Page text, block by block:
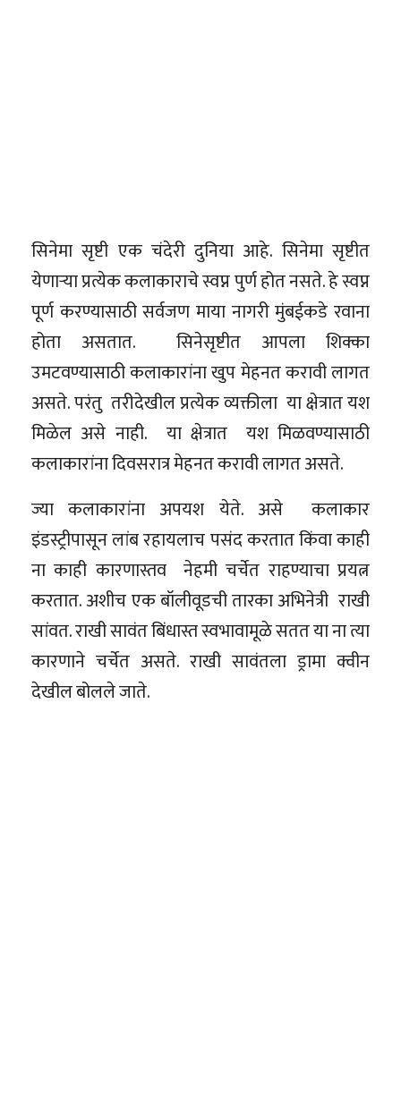
सिनेमा सृष्टी एक चंदेरी दुनिया आहे. सिनेमा सृष्टीत
येणाऱ्या प्रत्येक कलाकाराचे स्वप्न पुर्ण होत नसते. हे स्वप्न
पूर्ण करण्यासाठी सर्वजण माया नागरी मुंबईकडे रवाना
होता असतात. सिनेसृष्टीत आपला शिक्का
उमटवण्यासाठी कलाकारांना खुप मेहनत करावी लागत
असते. परंतु तरीदेखील प्रत्येक व्यक्तीला या क्षेत्रात यश
मिळेल असे नाही. या क्षेत्रात यश मिळवण्यासाठी
कलाकारांना दिवसरात्र मेहनत करावी लागत असते.
ज्या कलाकारांना अपयश येते. असे कलाकार
इंडस्ट्रीपासून लांब रहायलाच पसंद करतात किंवा काही
ना काही कारणास्तव नेहमी चर्चेत राहण्याचा प्रयत्न
करतात. अशीच एक बॉलीवूडची तारका अभिनेत्री राखी
सांवत. राखी सावंत बिंधास्त स्वभावामूळे सतत या ना त्या
कारणाने चर्चेत असते. राखी सावंतला ड्रामा क्वीन
देखील बोलले जाते.